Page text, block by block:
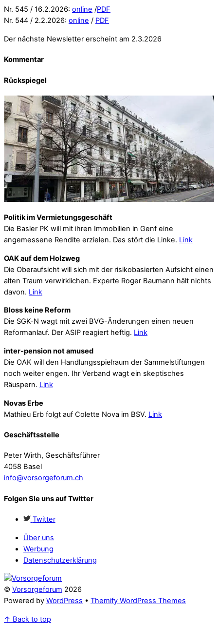
Nr. 545 / 16.2.2026: online /PDF
Nr. 544 / 2.2.2026: online / PDF
Der nächste Newsletter erscheint am 2.3.2026
Kommentar
Rückspiegel
Politik im Vermietungsgeschäft
Die Basler PK will mit ihren Immobilien in Genf eine
angemessene Rendite erzielen. Das stört die Linke. Link
OAK auf dem Holzweg
Die Oberaufsicht will sich mit der risikobasierten Aufsicht einen
alten Traum verwirklichen. Experte Roger Baumann hält nichts
davon. Link
Bloss keine Reform
Die SGK-N wagt mit zwei BVG-Änderungen einen neuen
Reformanlauf. Der ASIP reagiert heftig. Link
inter-pension not amused
Die OAK will den Handlungsspielraum der Sammelstiftungen
noch weiter engen. Ihr Verband wagt ein skeptisches
Räuspern. Link
Novas Erbe
Mathieu Erb folgt auf Colette Nova im BSV. Link
Geschäftsstelle
Peter Wirth, Geschäftsführer
4058 Basel
info@vorsorgeforum.ch
Folgen Sie uns auf Twitter
Twitter
Über uns
Werbung
Datenschutzerklärung
© Vorsorgeforum 2026
Powered by WordPress • Themify WordPress Themes
↑ Back to top